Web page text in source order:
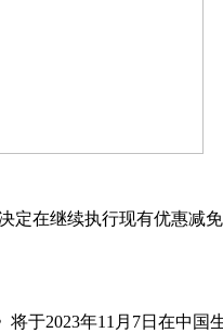
继续执行现有优惠减免
年11月7日在中国